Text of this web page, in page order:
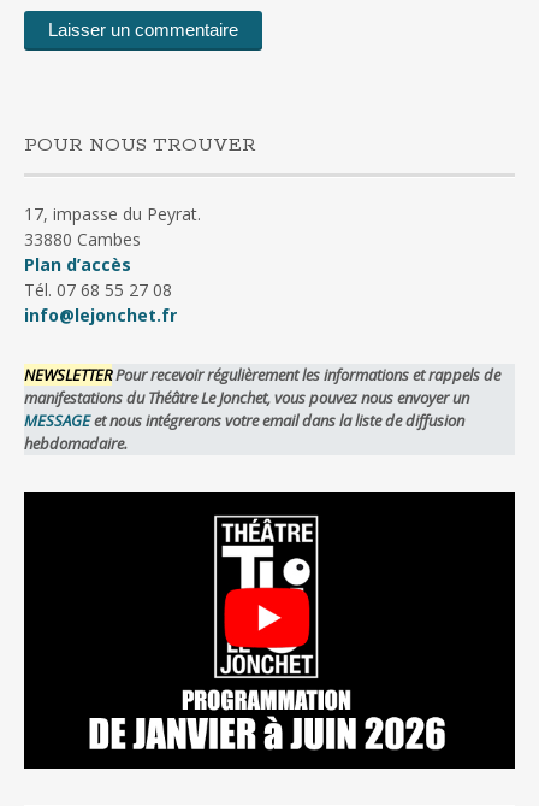
POUR NOUS TROUVER
17, impasse du Peyrat.
33880 Cambes
Plan d’accès
Tél. 07 68 55 27 08
info@lejonchet.fr
NEWSLETTERPour recevoir régulièrement les informations et rappels de
manifestations du Théâtre Le Jonchet, vous pouvez nous envoyer un
MESSAGEet nous intégrerons votre email dans la liste de diffusion
hebdomadaire.